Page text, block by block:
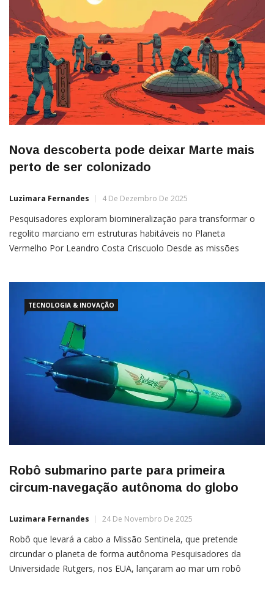
Nova descoberta pode deixar Marte mais
perto de ser colonizado
Luzimara Fernandes 4 De Dezembro De 2025
Pesquisadores exploram biomineralização para transformar o
regolito marciano em estruturas habitáveis no Planeta
Vermelho Por Leandro Costa Criscuolo Desde as missões
mais desafiador. Com atmosfera
TECNOLOGIA & INOVAÇÃO
Robô submarino parte para primeira
circum-navegação autônoma do globo
Luzimara Fernandes 24 De Novembro De 2025
Robô que levará a cabo a Missão Sentinela, que pretende
circundar o planeta de forma autônoma Pesquisadores da
Universidade Rutgers, nos EUA, lançaram ao mar um robô